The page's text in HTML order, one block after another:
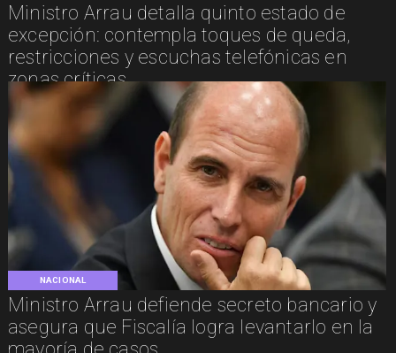
Ministro Arrau detalla quinto estado de
excepción: contempla toques de queda,
restricciones y escuchas telefónicas en
zonas críticas
NACIONAL
Ministro Arrau defiende secreto bancario y
asegura que Fiscalía logra levantarlo en la